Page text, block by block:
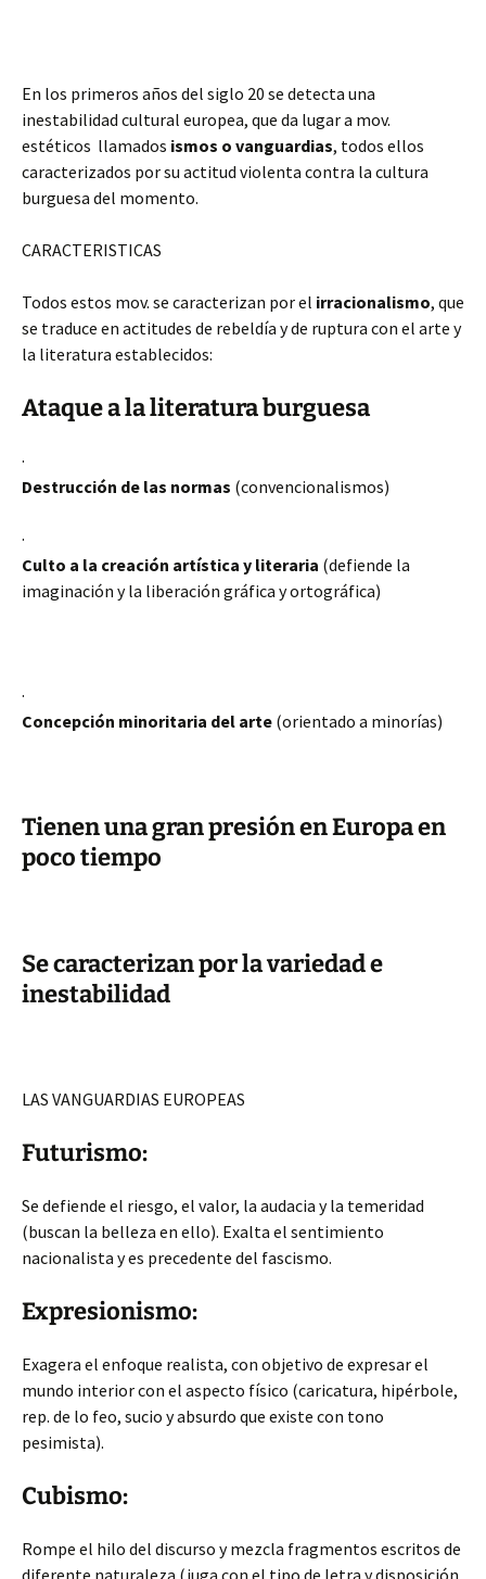
En los primeros años del siglo 20 se detecta una
inestabilidad cultural europea, que da lugar a mov.
estéticos llamados ismos o vanguardias, todos ellos
caracterizados por su actitud violenta contra la cultura
burguesa del momento.
CARACTERISTICAS
Todos estos mov. se caracterizan por el irracionalismo, que
se traduce en actitudes de rebeldía y de ruptura con el arte y
la literatura establecidos:
Ataque a la literatura burguesa
·
Destrucción de las normas (convencionalismos)
·
Culto a la creación artística y literaria (defiende la
imaginación y la liberación gráfica y ortográfica)
·
Concepción minoritaria del arte (orientado a minorías)
Tienen una gran presión en Europa en
poco tiempo
Se caracterizan por la variedad e
inestabilidad
LAS VANGUARDIAS EUROPEAS
Futurismo:
Se defiende el riesgo, el valor, la audacia y la temeridad
(buscan la belleza en ello). Exalta el sentimiento
nacionalista y es precedente del fascismo.
Expresionismo:
Exagera el enfoque realista, con objetivo de expresar el
mundo interior con el aspecto físico (caricatura, hipérbole,
rep. de lo feo, sucio y absurdo que existe con tono
pesimista).
Cubismo:
Rompe el hilo del discurso y mezcla fragmentos escritos de
diferente naturaleza (juga con el tipo de letra y disposición